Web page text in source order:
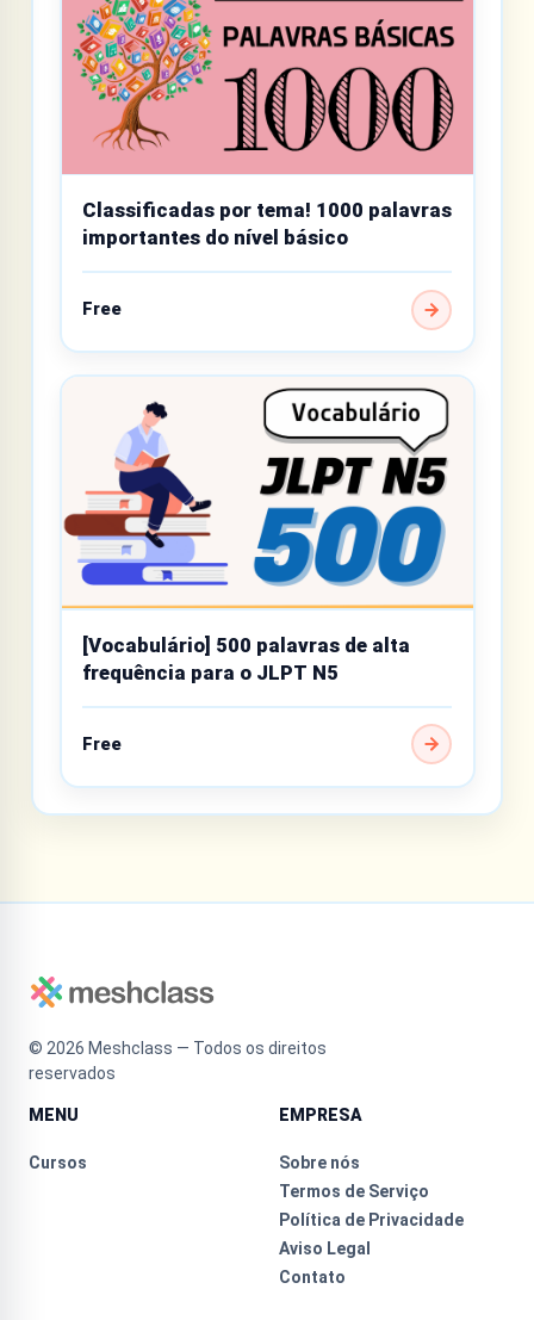
Classificadas por tema! 1000 palavras
importantes do nível básico
Free
[Vocabulário] 500 palavras de alta
frequência para o JLPT N5
Free
© 2026 Meshclass — Todos os direitos
reservados
MENU
Cursos
EMPRESA
Sobre nós
Termos de Serviço
Política de Privacidade
Aviso Legal
Contato